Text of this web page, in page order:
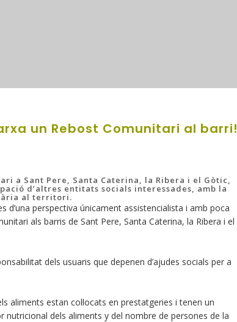
un Rebost Comunitari al barri!
a Sant Pere, Santa Caterina, la Ribera i el Gòtic,
d’altres entitats socials interessades, amb la
al territori.
d’una perspectiva únicament assistencialista i amb poca
als barris de Sant Pere, Santa Caterina, la Ribera i el
dels usuaris que depenen d’ajudes socials per a
aliments estan col·locats en prestatgeries i tenen un
nutricional dels aliments y del nombre de persones de la